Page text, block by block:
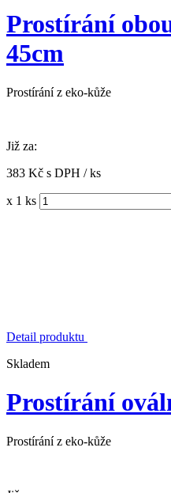
Prostírání
45cm
Prostírání z eko-kůže
Již za:
383 Kč s DPH / ks
x 1 ks
Detail produktu
Skladem
Prostírání
Prostírání z eko-kůže